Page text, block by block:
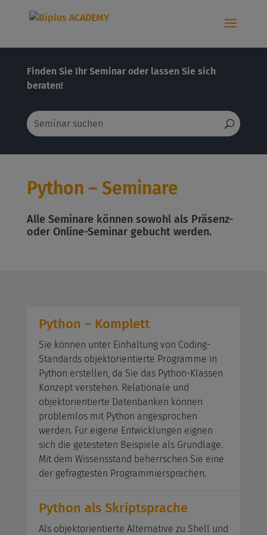
Finden Sie Ihr Seminar oder lassen Sie sich
beraten!
Python – Seminare
Alle Seminare können sowohl als Präsenz-
oder Online-Seminar gebucht werden.
Python – Komplett
Sie können unter Einhaltung von Coding-
Standards objektorientierte Programme in
Python erstellen, da Sie das Python-Klassen
Konzept verstehen. Relationale und
objektorientierte Datenbanken können
problemlos mit Python angesprochen
werden. Für eigene Entwicklungen eignen
sich die getesteten Beispiele als Grundlage.
Mit dem Wissensstand beherrschen Sie eine
der gefragtesten Programmiersprachen.
Python als Skriptsprache
Als objektorientierte Alternative zu Shell und